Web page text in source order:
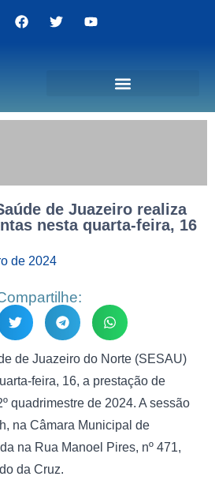
de Juazeiro realiza
nesta quarta-feira, 16
de 2024
de Juazeiro do Norte (SESAU)
feira, 16, a prestação de
quadrimestre de 2024. A sessão
na Câmara Municipal de
na Rua Manoel Pires, nº 471,
da Cruz.